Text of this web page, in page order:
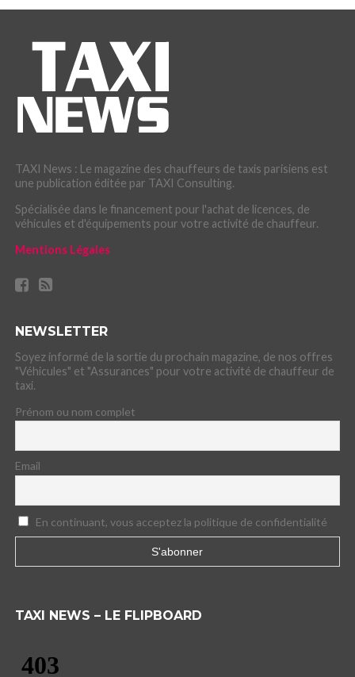
TAXI News : Le magazine des chauffeurs de taxis parisiens est
une publication éditée par TAXI Consulting.
Spécialisée dans le financement pour l'achat de licences, de
véhicules et d'équipements pour votre activité de chauffeur.
Mentions Légales
NEWSLETTER
Soyez informé de la sortie du prochain magazine, de nos offres
"Véhicules" et "Assurances" pour votre activité de chauffeur de
taxi.
Prénom ou nom complet
Email
En continuant, vous acceptez la politique de confidentialité
TAXI NEWS – LE FLIPBOARD